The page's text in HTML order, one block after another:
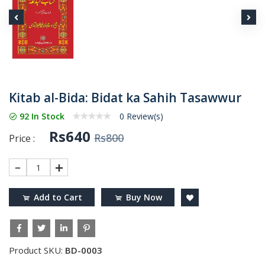
Kitab al-Bida: Bidat ka Sahih Tasawwur
92 In Stock 0 Review(s)
Price : Rs640 Rs800
1
Add to Cart Buy Now
Product SKU: BD-0003